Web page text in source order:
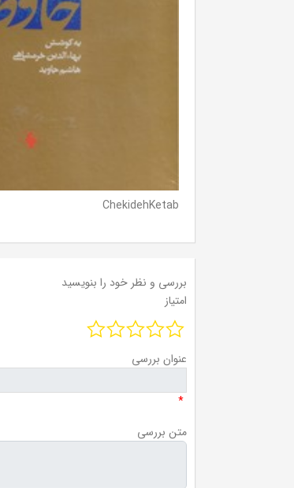
ChekidehKetab
بررسی و نظر خود را بنویسید
امتیاز
عنوان بررسی
*
متن بررسی